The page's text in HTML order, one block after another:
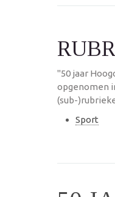
"50 jaar
opgenomen
(sub-
Sport